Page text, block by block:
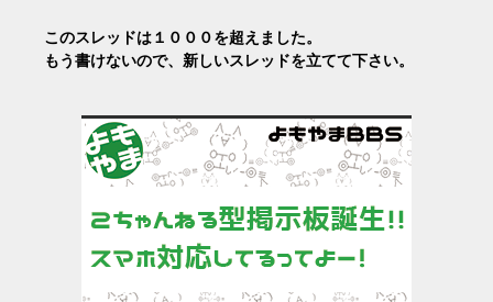
このスレッドは１０００を超えました。
もう書けないので、新しいスレッドを立てて下さい。